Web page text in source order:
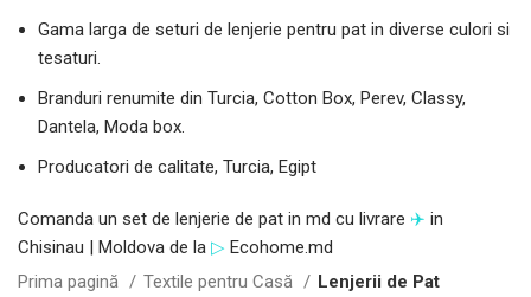
Gama larga de seturi de lenjerie pentru pat in diverse culori si
tesaturi.
Branduri renumite din Turcia, Cotton Box, Perev, Classy,
Dantela, Moda box.
Producatori de calitate, Turcia, Egipt
Comanda un set de lenjerie de pat in md cu livrare ✈️ in
Chisinau | Moldova de la ▷ Ecohome.md
Prima pagină
Textile pentru Casă
Lenjerii de Pat